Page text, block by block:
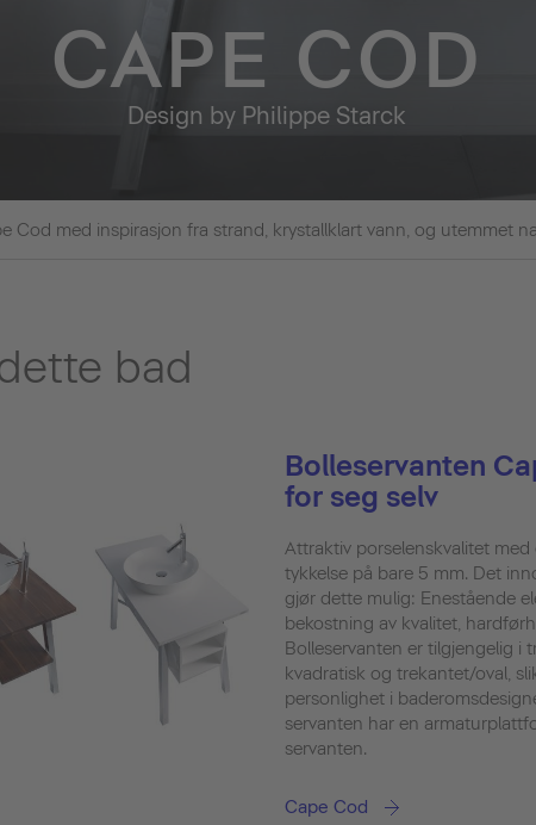
CAPE COD
Design by Philippe Starck
Cod med inspirasjon fra strand, krystallklart vann, og utemmet
bad
Bolleservanten
for seg selv
Attraktiv porselenskvalitet
tykkelse på bare 5 mm. Det
gjør dette mulig: Enestående
bekostning av kvalitet,
Bolleservanten er tilgjengelig i
kvadratisk og trekantet/oval,
personlighet i
servanten har en
servanten.
Cape Cod